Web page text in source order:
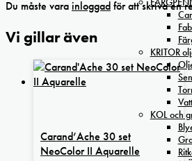
KRITOR
KOL och
Du måste varainloggadför att skriva en
Vi gillar även
Carand’Ache 30 set
NeoColor II Aquarelle